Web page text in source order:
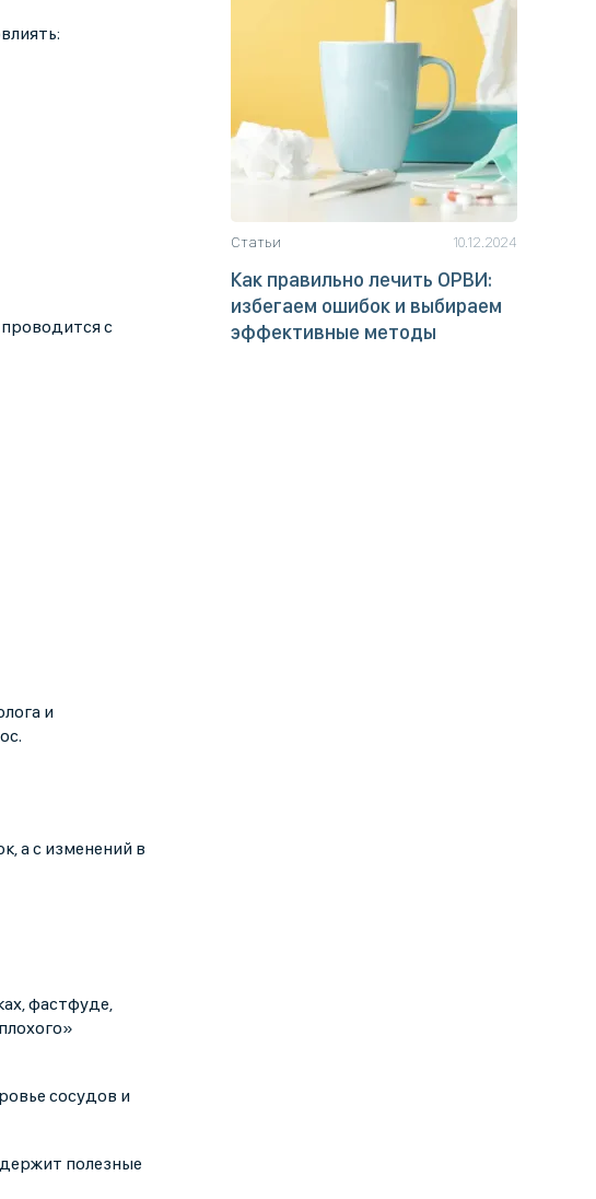
с
и
а с изменений в
фастфуде,
сосудов и
полезные
Статьи 10.12.2024
Как правильно лечить ОРВИ:
избегаем ошибок и выбираем
эффективные методы